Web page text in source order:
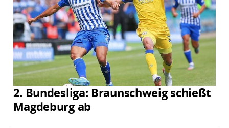
2. Bundesliga: Braunschweig schießt
Magdeburg ab